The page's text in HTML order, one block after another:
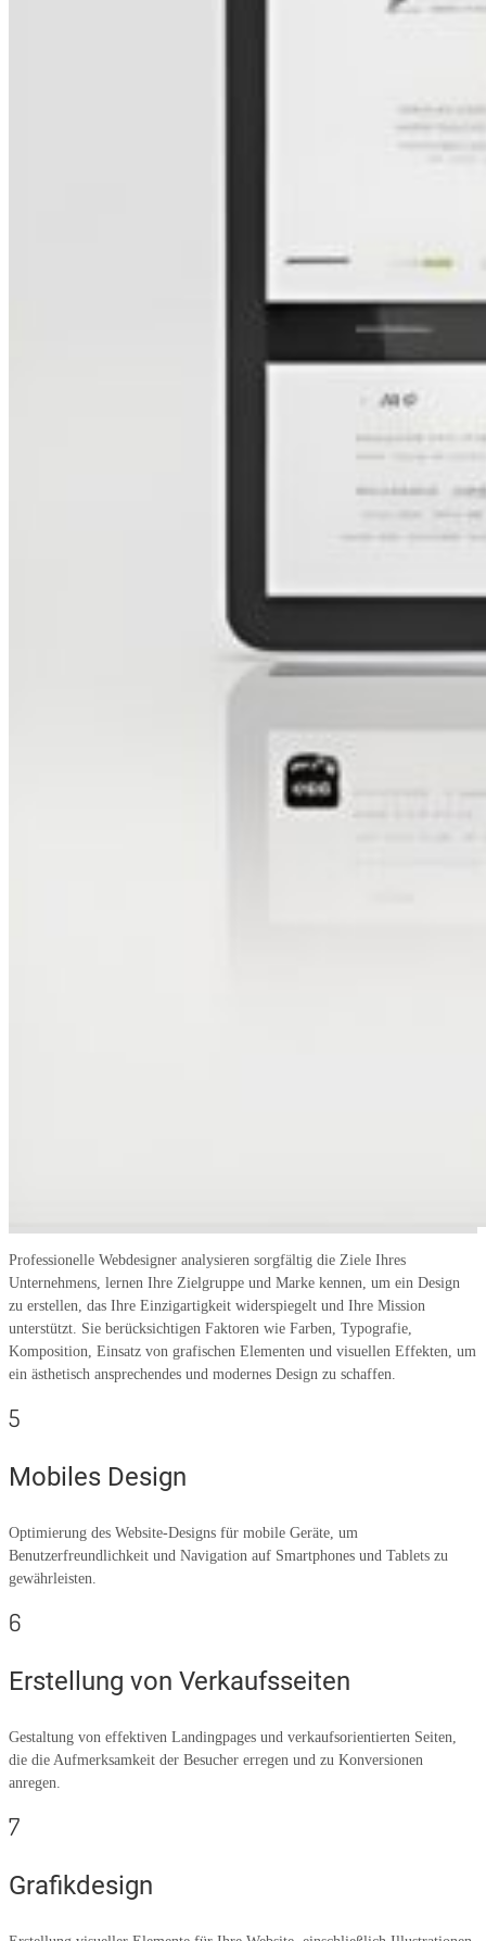
Professionelle Webdesigner analysieren sorgfältig die Ziele Ihres
Unternehmens, lernen Ihre Zielgruppe und Marke kennen, um ein Design
zu erstellen, das Ihre Einzigartigkeit widerspiegelt und Ihre Mission
unterstützt. Sie berücksichtigen Faktoren wie Farben, Typografie,
Komposition, Einsatz von grafischen Elementen und visuellen Effekten, um
ein ästhetisch ansprechendes und modernes Design zu schaffen.
5
Mobiles Design
Optimierung des Website-Designs für mobile Geräte, um
Benutzerfreundlichkeit und Navigation auf Smartphones und Tablets zu
gewährleisten.
6
Erstellung von Verkaufsseiten
Gestaltung von effektiven Landingpages und verkaufsorientierten Seiten,
die die Aufmerksamkeit der Besucher erregen und zu Konversionen
anregen.
7
Grafikdesign